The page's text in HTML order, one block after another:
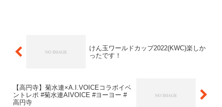
けん玉ワールドカップ2022(KWC)楽しか
ったです！
【高円寺】菊水連×A.I.VOICEコラボイベ
ントレポ #菊水連AIVOICE #ヨーヨー #
高円寺